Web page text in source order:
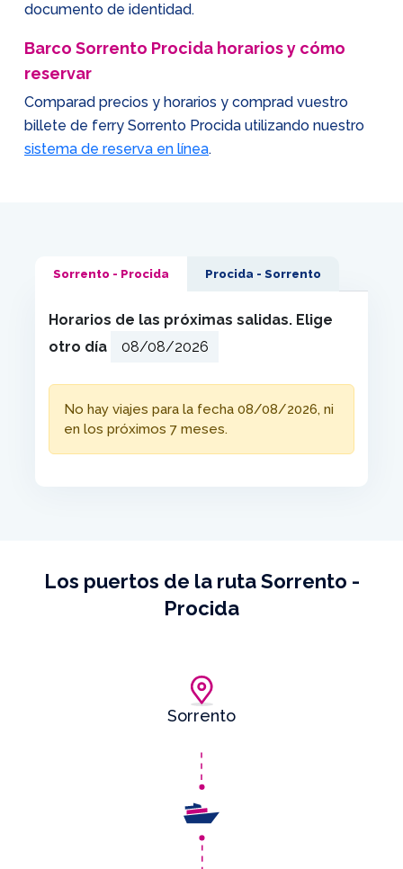
documento de identidad.
Barco Sorrento Procida horarios y cómo
reservar
Comparad precios y horarios y comprad vuestro
billete de ferry Sorrento Procida utilizando nuestro
sistema de reserva en línea.
Sorrento - Procida Procida - Sorrento
Horarios de las próximas salidas. Elige
otro día
No hay viajes para la fecha 08/08/2026, ni
en los próximos 7 meses.
Los puertos de la ruta Sorrento -
Procida
Sorrento